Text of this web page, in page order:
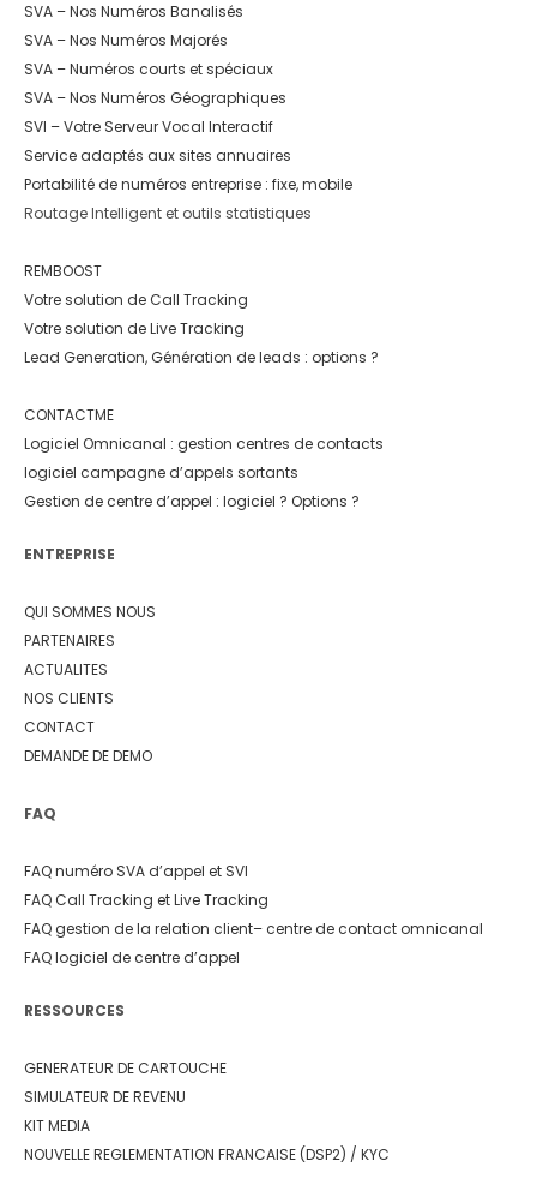
SVA – Nos Numéros Banalisés
SVA – Nos Numéros Majorés
SVA – Numéros courts et spéciaux
SVA – Nos Numéros Géographiques
SVI – Votre Serveur Vocal Interactif
Service adaptés aux sites annuaires
Portabilité de numéros entreprise : fixe, mobile
Routage Intelligent et outils statistiques
REMBOOST
Votre solution de Call Tracking
Votre solution de Live Tracking
Lead Generation, Génération de leads : options ?
CONTACTME
Logiciel Omnicanal : gestion centres de contacts
logiciel campagne d’appels sortants
Gestion de centre d’appel : logiciel ? Options ?
ENTREPRISE
QUI SOMMES NOUS
PARTENAIRES
ACTUALITES
NOS CLIENTS
CONTACT
DEMANDE DE DEMO
FAQ
FAQ numéro SVA d’appel et SVI
FAQ Call Tracking et Live Tracking
FAQ gestion de la relation client– centre de contact omnicanal
FAQ logiciel de centre d’appel
RESSOURCES
GENERATEUR DE CARTOUCHE
SIMULATEUR DE REVENU
KIT MEDIA
NOUVELLE REGLEMENTATION FRANCAISE (DSP2) / KYC